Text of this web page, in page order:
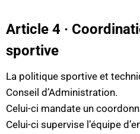
Article 4 ·
sportive
La politique sportive et
Conseil d’Administration.
Celui-ci mandate un
Celui-ci supervise l’équipe